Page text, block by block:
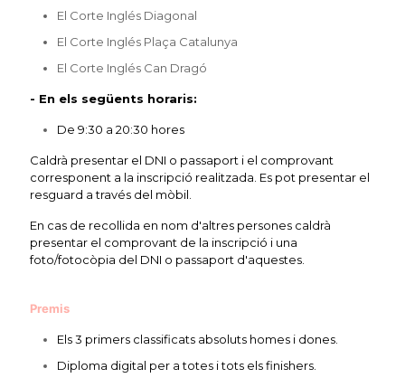
El Corte Inglés Diagonal
El Corte Inglés Plaça Catalunya
El Corte Inglés Can Dragó
- En els següents horaris:
De 9:30 a 20:30 hores
Caldrà presentar el DNI o passaport i el comprovant
corresponent a la inscripció realitzada. Es pot presentar el
resguard a través del mòbil.
En cas de recollida en nom d'altres persones caldrà
presentar el comprovant de la inscripció i una
foto/fotocòpia del DNI o passaport d'aquestes.
Premis
Els 3 primers classificats absoluts homes i dones.
Diploma digital per a totes i tots els finishers.